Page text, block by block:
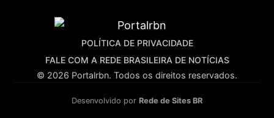
POLÍTICA DE PRIVACIDADE
FALE COM A REDE BRASILEIRA DE NOTÍCIAS
© 2026 Portalrbn. Todos os direitos reservados.
Desenvolvido por Rede de Sites BR